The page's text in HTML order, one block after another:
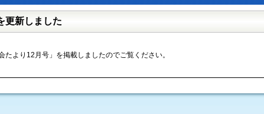
更新しました
たより12月号」を掲載しましたのでご覧ください。